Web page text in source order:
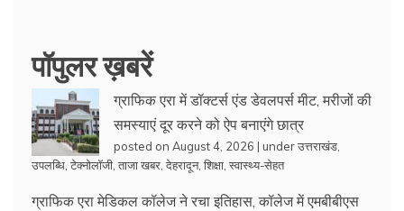
पॉपुलर ख़बरें
ग्राफिक एरा में डॉक्टर्स एंड डेवलपर्स मीट, मरीजों की
समस्याएं दूर करने को ऐप बनाएंगे छात्र
posted on August 4, 2026 | underउत्तराखंड
उपलब्धि टेक्नोलॉजी ताजा खबर देहरादून, शिक्षा स्वास्थ्य-सेहत
ग्राफिक एरा मेडिकल कॉलेज ने रचा इतिहास, कॉलेज में एमबीबीएस